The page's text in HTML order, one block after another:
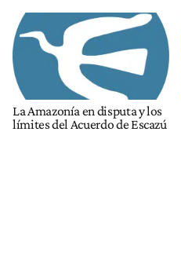
La Amazonía en disputa y los
límites del Acuerdo de Escazú